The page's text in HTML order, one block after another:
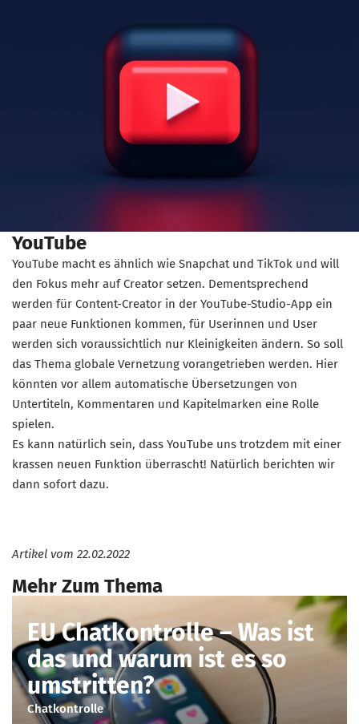
YouTube
YouTube macht es ähnlich wie Snapchat und TikTok und will
den Fokus mehr auf Creator setzen. Dementsprechend
werden für Content-Creator in der YouTube-Studio-App ein
paar neue Funktionen kommen, für Userinnen und User
werden sich voraussichtlich nur Kleinigkeiten ändern. So soll
das Thema globale Vernetzung vorangetrieben werden. Hier
könnten vor allem automatische Übersetzungen von
Untertiteln, Kommentaren und Kapitelmarken eine Rolle
spielen.
Es kann natürlich sein, dass YouTube uns trotzdem mit einer
krassen neuen Funktion überrascht! Natürlich berichten wir
dann sofort dazu.
Artikel vom 22.02.2022
Mehr Zum Thema
EU Chatkontrolle – Was ist
das und warum ist es so
umstritten?
Chatkontrolle